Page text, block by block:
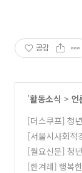
공감
'활동소식 > 언
[더스쿠프] 청
은 버텼고 정부
[서울시사회적
년이 당당하게
[월요신문] 청
닥’ (0)
[한겨레] 행복